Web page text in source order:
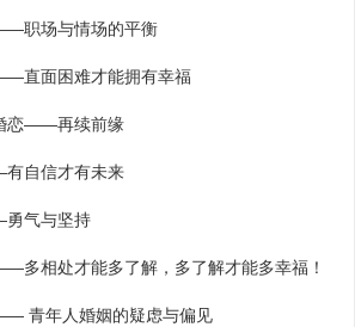
职场与情场的平衡
直面困难才能拥有幸福
恋——再续前缘
自信才有未来
气与坚持
多相处才能多了解，多了解才能多幸福！
青年人婚姻的疑虑与偏见